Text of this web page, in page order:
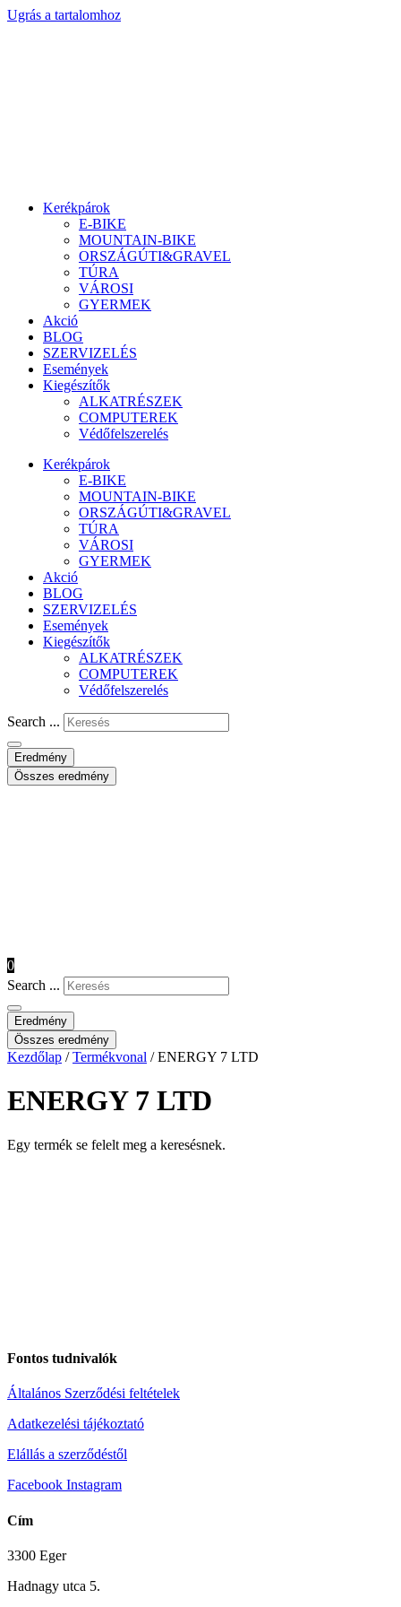
Ugrás a tartalomhoz
Kerékpárok
E-BIKE
MOUNTAIN-BIKE
ORSZÁGÚTI&GRAVEL
TÚRA
VÁROSI
GYERMEK
Akció
BLOG
SZERVIZELÉS
Események
Kiegészítők
ALKATRÉSZEK
COMPUTEREK
Védőfelszerelés
Kerékpárok
E-BIKE
MOUNTAIN-BIKE
ORSZÁGÚTI&GRAVEL
TÚRA
VÁROSI
GYERMEK
Akció
BLOG
SZERVIZELÉS
Események
Kiegészítők
ALKATRÉSZEK
COMPUTEREK
Védőfelszerelés
Search ...
Eredmény
Összes eredmény
0
Search ...
Eredmény
Összes eredmény
Kezdőlap /Termékvonal / ENERGY 7 LTD
ENERGY 7 LTD
Egy termék se felelt meg a keresésnek.
Fontos tudnivalók
Általános Szerződési feltételek
Adatkezelési tájékoztató
Elállás a szerződéstől
Facebook Instagram
Cím
3300 Eger
Hadnagy utca 5.